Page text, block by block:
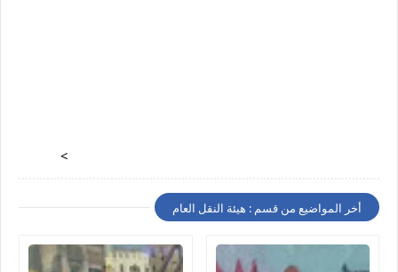
>
أخر المواضيع من قسم : هيئة النقل العام